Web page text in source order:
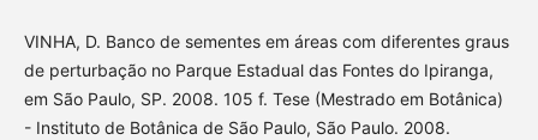
VINHA, D. Banco de sementes em áreas com diferentes graus
de perturbação no Parque Estadual das Fontes do Ipiranga,
em São Paulo, SP. 2008. 105 f. Tese (Mestrado em Botânica)
- Instituto de Botânica de São Paulo, São Paulo. 2008.